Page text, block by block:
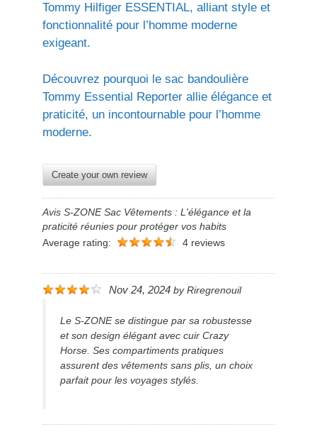
Tommy Hilfiger ESSENTIAL, alliant style et
fonctionnalité pour l’homme moderne
exigeant.
Découvrez pourquoi le sac bandoulière
Tommy Essential Reporter allie élégance et
praticité, un incontournable pour l’homme
moderne.
Create your own review
Avis S-ZONE Sac Vêtements : L'élégance et la
praticité réunies pour protéger vos habits
Average rating:
4 reviews
Nov 24, 2024 by Riregrenouil
Le S-ZONE se distingue par sa robustesse
et son design élégant avec cuir Crazy
Horse. Ses compartiments pratiques
assurent des vêtements sans plis, un choix
parfait pour les voyages stylés.